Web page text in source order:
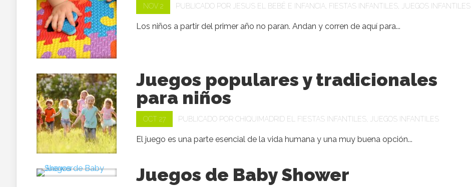
NOV 2 PUBLICADO POR JESUS EL BEBÉ E INFANCIA FIESTAS INFANTILES JUEGOS INFANTILES
Los niños a partir del primer año no paran. Andan y corren de aquí para...
Juegos populares y tradicionales
para niños
OCT 27 PUBLICADO POR CHIQUIMADRID EL FIESTAS INFANTILES JUEGOS INFANTILES
El juego es una parte esencial de la vida humana y una muy buena opción...
Juegos de Baby Shower